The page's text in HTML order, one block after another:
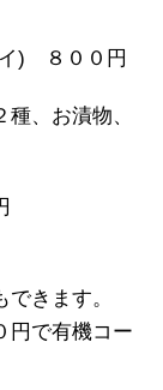
イ) ８００円
、お漬物、
きます。
円で有機コー